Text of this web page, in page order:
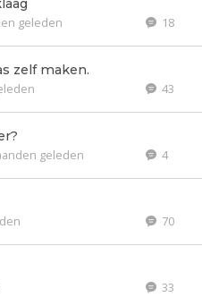
geleden 18
zelf maken.
43
geleden 4
70
33